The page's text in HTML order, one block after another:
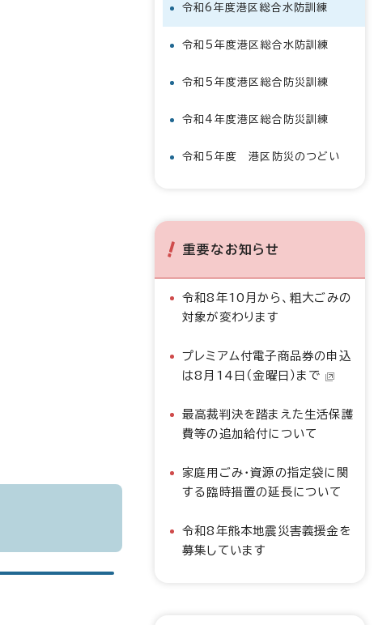
令和6年度港区総合水防訓練
令和5年度港区総合水防訓練
令和5年度港区総合防災訓練
令和4年度港区総合防災訓練
令和5年度 港区防災のつどい
重要なお知らせ
令和8年10月から、粗大ごみの
対象が変わります
プレミアム付電子商品券の申込
は8月14日（金曜日）まで
最高裁判決を踏まえた生活保護
費等の追加給付について
家庭用ごみ・資源の指定袋に関
する臨時措置の延長について
令和8年熊本地震災害義援金を
募集しています